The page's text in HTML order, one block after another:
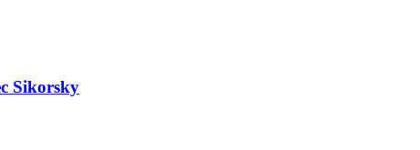
Sikorsky